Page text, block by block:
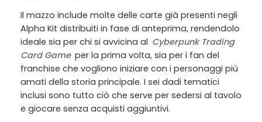
Il mazzo include molte delle carte già presenti negli
Alpha Kit distribuiti in fase di anteprima, rendendolo
ideale sia per chi si avvicina al Cyberpunk Trading
Card Game per la prima volta, sia per i fan del
franchise che vogliono iniziare con i personaggi più
amati della storia principale. I sei dadi tematici
inclusi sono tutto ciò che serve per sedersi al tavolo
e giocare senza acquisti aggiuntivi.